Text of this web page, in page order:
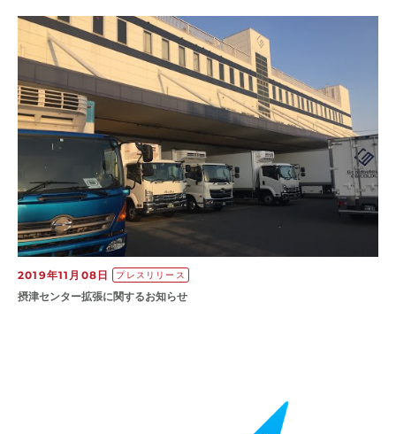
2019年11月08日 プレスリリース
摂津センター拡張に関するお知らせ